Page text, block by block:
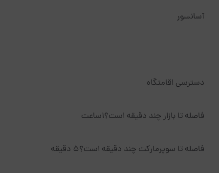
آسانسور
دسترسی اقامتگاه
فاصله تا بازار چند دقیقه است؟1ساعت
فاصله تا سوپرمارکت چند دقیقه است؟5 دقیقه